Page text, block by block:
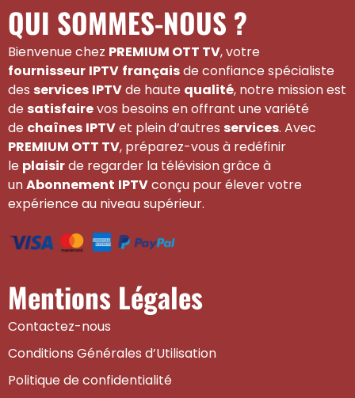
QUI SOMMES-NOUS ?
Bienvenue chez PREMIUM OTT TV, votre
fournisseur IPTV françaisde confiance spécialiste
des services IPTVde haute qualité, notre mission est
de satisfairevos besoins en offrant une variété
de chaînes IPTVet plein d’autres services. Avec
PREMIUM OTT TV, préparez-vous à redéfinir
le plaisirde regarder la télévision grâce à
unAbonnement IPTVconçu pour élever votre
expérience au niveau supérieur.
Mentions Légales
Contactez-nous
Conditions Générales d’Utilisation
Politique de confidentialité